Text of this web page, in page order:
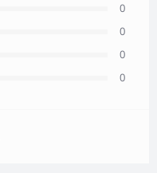
0
0
0
0